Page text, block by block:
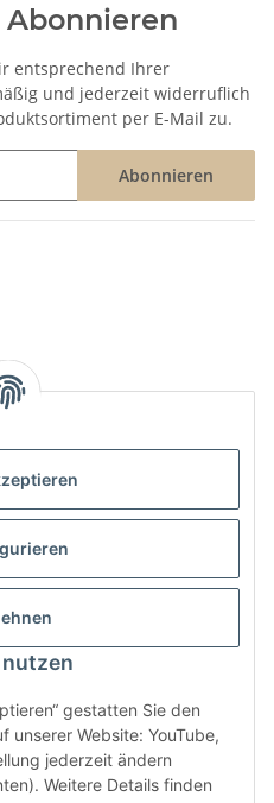
gestatten Sie den
unserer Website: YouTube,
jederzeit ändern
Weitere Details finden
entsprechend Ihrer
und jederzeit widerruflich
per E-Mail zu.
Abonnieren
19:00